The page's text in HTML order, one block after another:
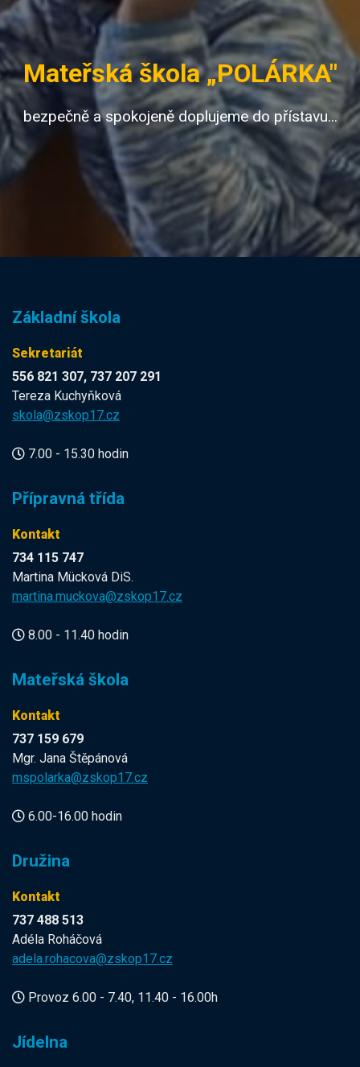
Mateřská škola „POLÁRKA"
bezpečně a spokojeně doplujeme do přístavu...
Základní škola
Sekretariát
556 821 307, 737 207 291
Tereza Kuchyňková
skola@zskop17.cz
7.00 - 15.30 hodin
Přípravná třída
Kontakt
734 115 747
Martina Mücková DiS.
martina.muckova@zskop17.cz
8.00 - 11.40 hodin
Mateřská škola
Kontakt
737 159 679
Mgr. Jana Štěpánová
mspolarka@zskop17.cz
6.00-16.00 hodin
Družina
Kontakt
737 488 513
Adéla Roháčová
adela.rohacova@zskop17.cz
Provoz 6.00 - 7.40, 11.40 - 16.00h
Jídelna